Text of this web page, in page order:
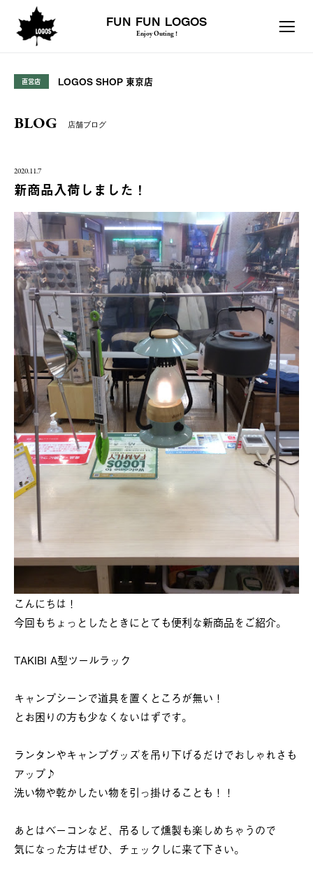
FUN FUN LOGOS
Enjoy Outing !
直営店 LOGOS SHOP 東京店
BLOG 店舗ブログ
2020.11.7
新商品入荷しました！
こんにちは！
今回もちょっとしたときにとても便利な新商品をご紹介。
TAKIBI A型ツールラック
キャンプシーンで道具を置くところが無い！
とお困りの方も少なくないはずです。
ランタンやキャンプグッズを吊り下げるだけでおしゃれさも
アップ♪
洗い物や乾かしたい物を引っ掛けることも！！
あとはベーコンなど、吊るして燻製も楽しめちゃうので
気になった方はぜひ、チェックしに来て下さい。